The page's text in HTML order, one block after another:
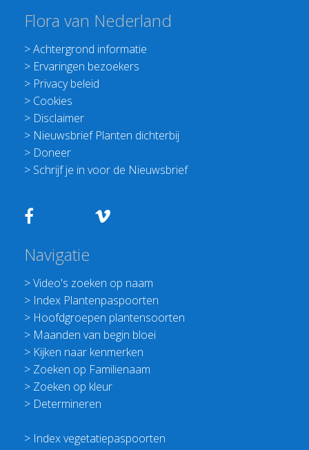
Flora van Nederland
>Achtergrond informatie
> Ervaringen bezoekers
> Privacy beleid
> Cookies
> Disclaimer
> Nieuwsbrief Planten dichterbij
> Doneer
> Schrijf je in voor de Nieuwsbrief
Navigatie
>Video's zoeken op naam
> Index Plantenpaspoorten
> Hoofdgroepen plantensoorten
> Maanden van begin bloei
> Kijken naar kenmerken
> Zoeken op Familienaam
> Zoeken op kleur
> Determineren
> Index vegetatiepaspoorten